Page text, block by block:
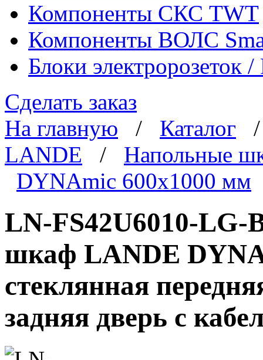
Компоненты СКС TWT
Компоненты ВОЛС
Блоки электророзеток
Сделать заказ
На главную / Каталог
LANDE / Напольные
DYNAmic 600x1000 мм
LN-FS42U6010-
шкаф LANDE
стеклянная
задняя дверь с